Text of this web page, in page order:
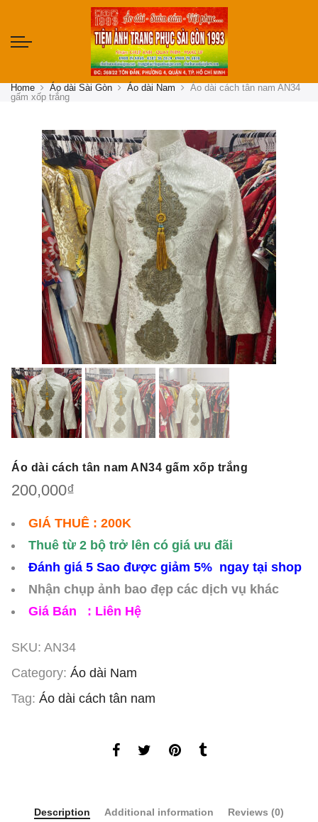
Home Áo dài Sài Gòn Áo dài Nam
Áo dài cách tân nam AN34
gấm xốp trắng
Áo dài cách tân nam AN34 gấm xốp trắng
200,000₫
GIÁ THUÊ : 200K
Thuê từ 2 bộ trở lên có giá ưu đãi
Đánh giá 5 Sao được giảm 5% ngay tại shop
Nhận chụp ảnh bao đẹp các dịch vụ khác
Giá Bán : Liên Hệ
SKU: AN34
Category: Áo dài Nam
Tag: Áo dài cách tân nam
Description Additional information Reviews (0)